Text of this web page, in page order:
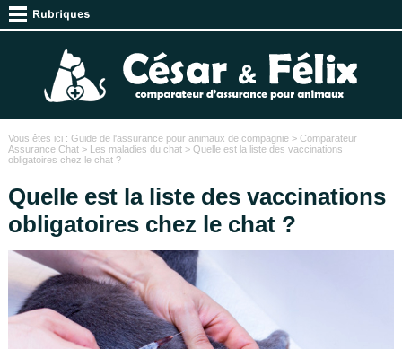
Vous êtes ici : Guide de l'assurance pour animaux de compagnie> Comparateur
Assurance Chat> Les maladies du chat> Quelle est la liste des vaccinations
obligatoires chez le chat ?
Quelle est la liste des vaccinations
obligatoires chez le chat ?